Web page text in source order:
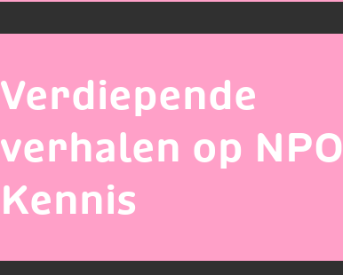
Verdiepende
verhalen op NPO
Kennis